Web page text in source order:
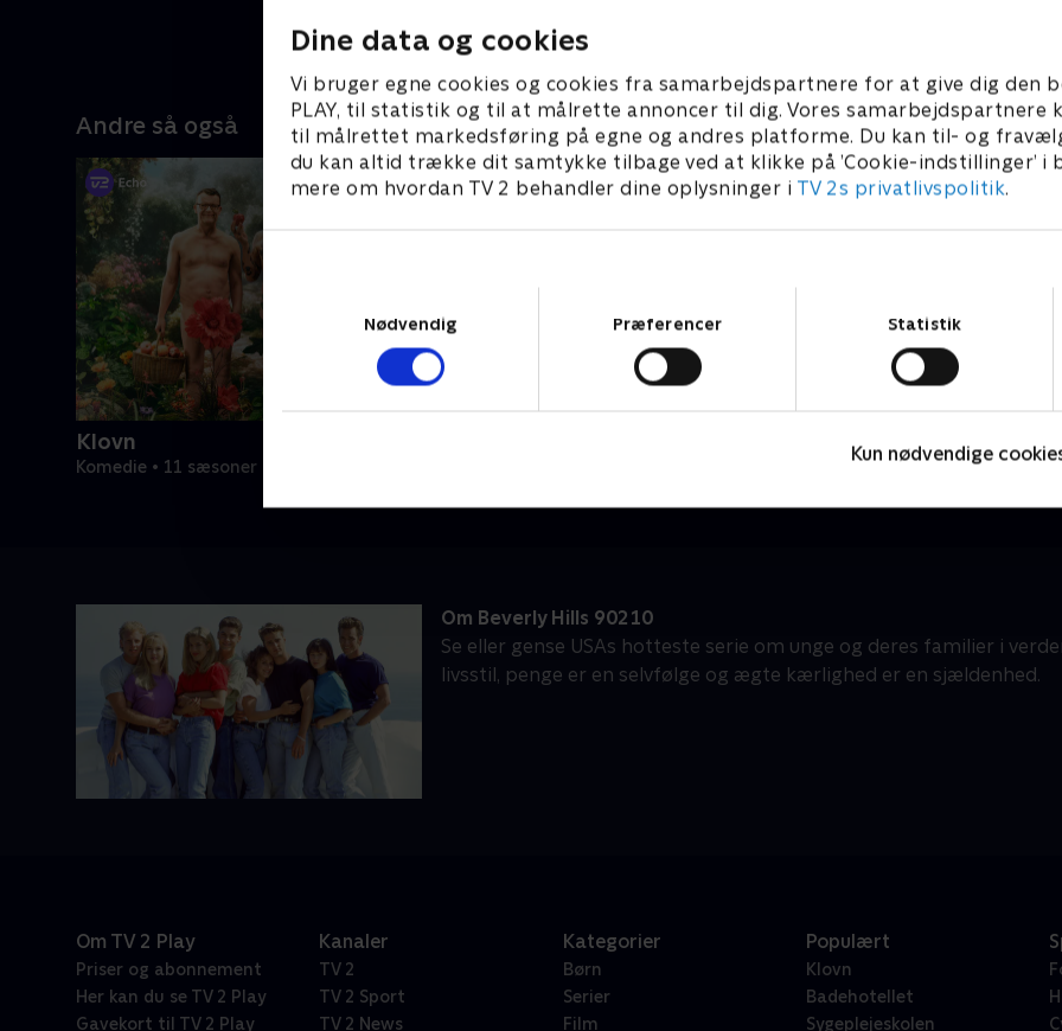
Dine data og cookies
Vi bruger egne cookies og cookies fra samarbejdspartnere for at give dig den
PLAY, til statistik og til at målrette annoncer til dig. Vores samarbejdspartnere
til målrettet markedsføring på egne og andres platforme. Du kan til- og
du kan altid trække dit samtykke tilbage ved at klikke på ’Cookie-indstillinger’ i
mere om hvordan TV 2 behandler dine oplysninger i TV 2s privatlivspolitik.
Nødvendig
Præferencer Statistik
Kun nødvendige
Andre så også
Klovn
Komedie • 11 sæsoner
Om Beverly Hills 90210
Se eller gense USAs hotteste serie om unge og deres familier i
livsstil, penge er en selvfølge og ægte kærlighed er en sjældenhed.
Om TV 2 Play
Priser og abonnement
Her kan du se TV 2 Play
Gavekort til TV 2 Play
Kanaler
TV 2
TV 2 Sport
TV 2 News
Kategorier
Børn
Serier
Film
Populært
Klovn
Badehotellet
Sygeplejeskolen